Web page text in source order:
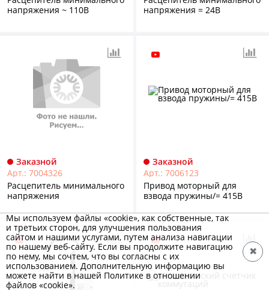
напряжения ~ 110В
напряжения = 24B
Заказной
Арт.: 7004326
Расцепитель минимального
напряжения
Заказной
Арт.: 7006123
Привод моторный для
взвода пружины/= 415В
Мы используем файлы «cookie», как собственные, так
и третьих сторон, для улучшения пользования
сайтом и нашими услугами, путем анализа навигации
по нашему веб-сайту. Если вы продолжите навигацию
по нему, мы сочтем, что вы согласны с их
использованием. Дополнительную информацию вы
можете найти в нашей Политике в отношении
файлов «cookie».
✖